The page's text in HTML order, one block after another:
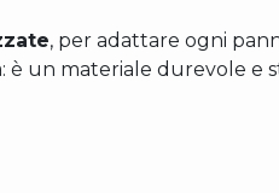
, per adattare ogni
è un materiale durevole e